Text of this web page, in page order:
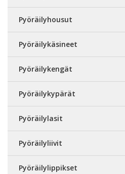
Pyöräilyhousut
Pyöräilykäsineet
Pyöräilykengät
Pyöräilykypärät
Pyöräilylasit
Pyöräilyliivit
Pyöräilylippikset